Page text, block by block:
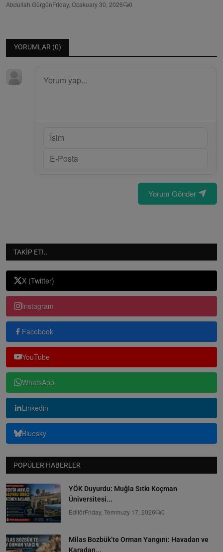
Abdullah GürgünFriday, Ocakuary 30, 2026 0
YORUMLAR (0)
Yorum Gönder
TAKIP ET!..
X (Twitter)
Instagram
Facebook
YouTube
WhatsApp
Linkedin
Bluesky
POPÜLER HABERLER
YÖK Duyurdu: Muğla Sıtkı Koçman
Üniversitesi...
EditörFriday, Temmuzy 17, 2026 0
Milas Bozbük’te Orman Yangını: Havadan ve
Karadan...